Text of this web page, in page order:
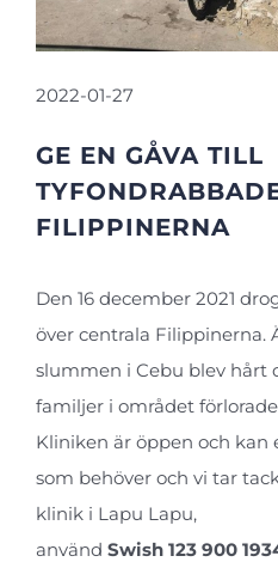
2022-01-27
GE EN GÅVA TILL
FILIPPINERNA
Den 16 december 2021
över centrala Filippinerna.
slummen i Cebu blev hårt
familjer i området
Kliniken är öppen och
som behöver och vi tar
klinik i Lapu Lapu,
använd Swish 123 900